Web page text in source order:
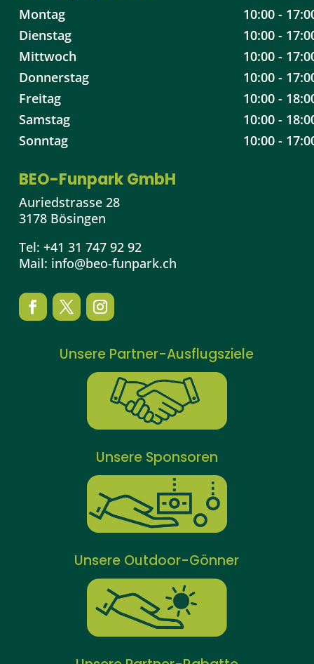
Montag
10:00 -
Dienstag
10:00 -
Mittwoch
10:00 -
Donnerstag
10:00 -
Freitag
10:00 -
Samstag
10:00 -
Sonntag
10:00 -
BEO-Funpark GmbH
Auriedstrasse 28
3178 Bösingen
Tel: +41 31 747 92 92
Mail: info@beo-funpark.ch
Unsere Partner-Ausflugsziele
Unsere Sponsoren
Unsere Outdoor-Gönner